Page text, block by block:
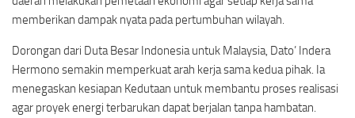
memberikan dampak nyata pada pertumbuhan wilayah.
Dorongan dari Duta Besar Indonesia untuk Malaysia, Dato’ Indera
Hermono semakin memperkuat arah kerja sama kedua pihak. Ia
menegaskan kesiapan Kedutaan untuk membantu proses realisasi
agar proyek energi terbarukan dapat berjalan tanpa hambatan.